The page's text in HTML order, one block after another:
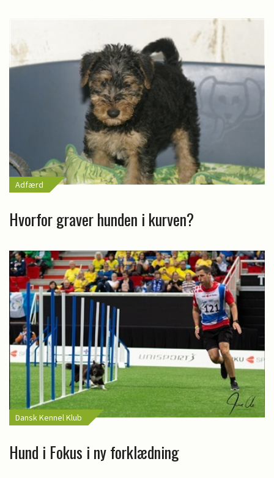
Adfærd
Hvorfor graver hunden i kurven?
Dansk Kennel Klub
Hund i Fokus i ny forklædning